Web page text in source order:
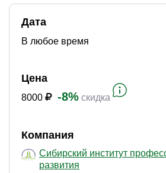
Дата
В любое время
Цена
8000 -8% скидка
Компания
Сибирский институт
развития